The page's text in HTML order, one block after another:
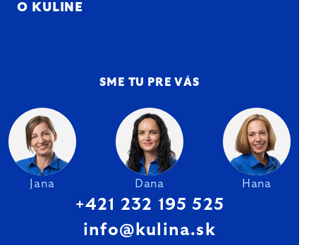
O KULINE
SME TU PRE VÁS
Jana Dana Hana
+421 232 195 525
info@kulina.sk